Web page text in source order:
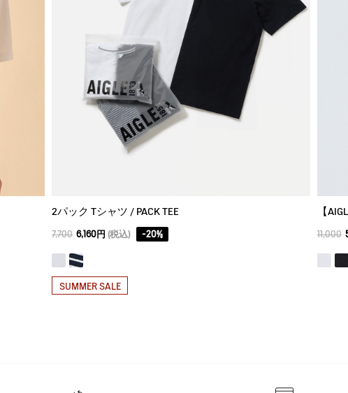
2パック Tシャツ / PACK TEE
7,700 6,160円 (税込) -20%
SUMMER SALE
11,000